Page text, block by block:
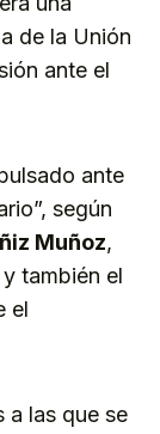
de la Unión
ante el
ante
según
Muñoz,
y también el
el
a las que se